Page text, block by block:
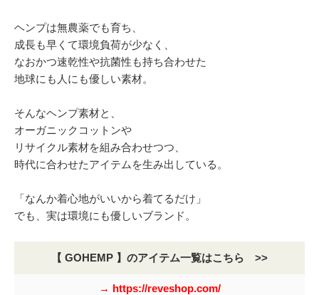
ヘンプは無農薬でも育ち、
成長も早くて環境負荷が少なく、
なおかつ速乾性や抗菌性も持ち合わせた
地球にも人にも優しい素材。
そんなヘンプ素材と、
オーガニックコットンや
リサイクル素材を組み合わせつつ、
時代に合わせたアイテムを生み出している。
「なんか着心地がいいから着てるだけ」
でも、実は環境にも優しいブランド。
【 GOHEMP 】のアイテム一覧はこちら >>
→ https://reveshop.com/